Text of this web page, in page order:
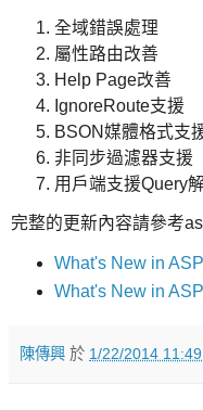
全域錯誤處理
屬性路由改善
Help Page改善
IgnoreRoute支援
BSON媒體格式支
非同步過濾器支援
用戶端支援Query
完整的更新內容請參考
What's New in
What's New in
陳傳興 於 1/22/2014